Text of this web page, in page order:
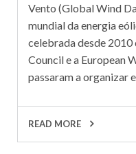
Vento (Global Wind
mundial da energia
celebrada desde
Council e a European
passaram a organizar
READ MORE